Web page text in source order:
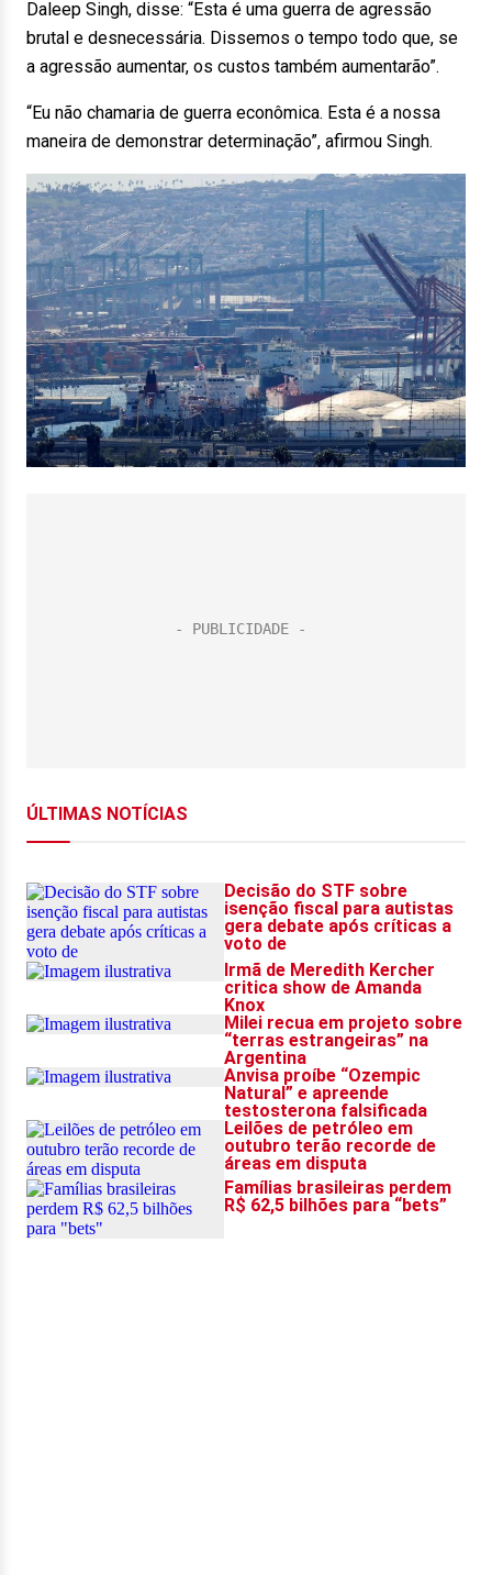
Daleep Singh, disse: “Esta é uma guerra de agressão
brutal e desnecessária. Dissemos o tempo todo que, se
a agressão aumentar, os custos também aumentarão”.
“Eu não chamaria de guerra econômica. Esta é a nossa
maneira de demonstrar determinação”, afirmou Singh.